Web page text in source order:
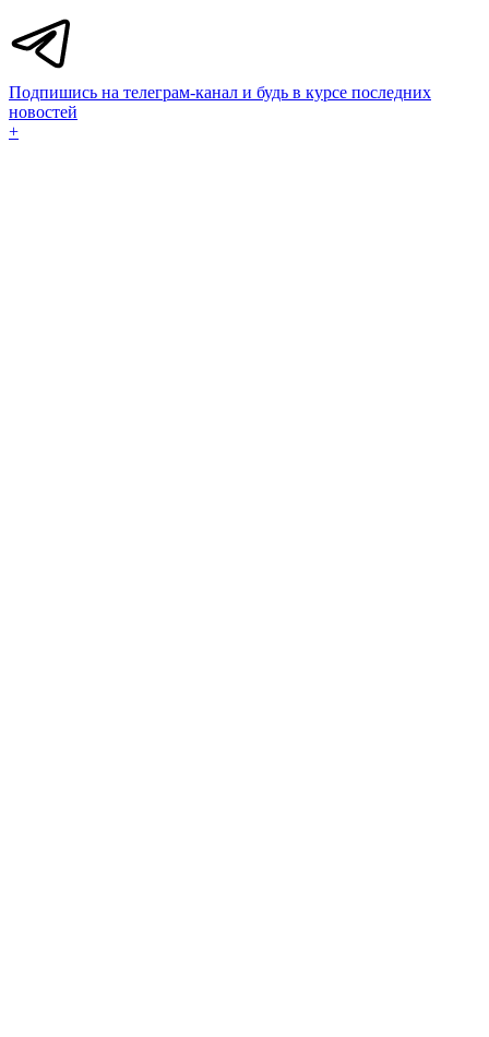
Подпишись на телеграм-канал и будь в курсе последних
новостей
+